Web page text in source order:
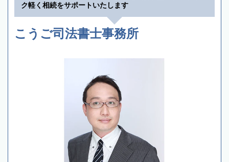
ク軽く相続をサポートいたします
こうご司法書士事務所